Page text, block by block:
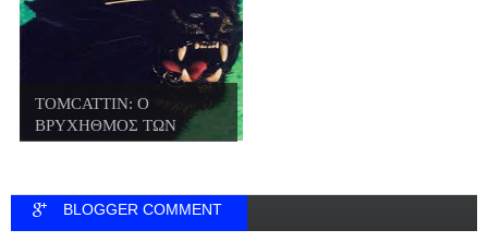
TOMCATTIN: Ο
ΒΡΥΧΗΘΜΟΣ ΤΩΝ
BLACKFOO...
BLOGGER COMMENT